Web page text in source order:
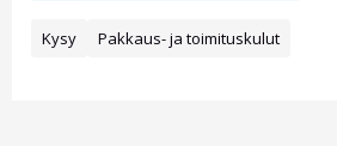
Kysy Pakkaus- ja toimituskulut